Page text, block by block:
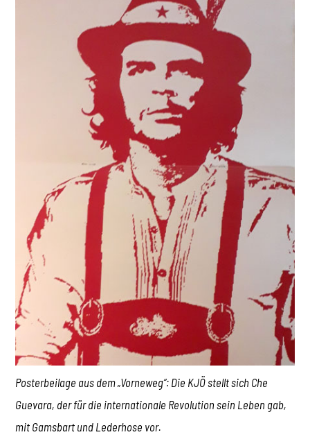
Posterbeilage aus dem „Vorneweg“: Die KJÖ stellt sich Che
Guevara, der für die internationale Revolution sein Leben gab,
mit Gamsbart und Lederhose vor.